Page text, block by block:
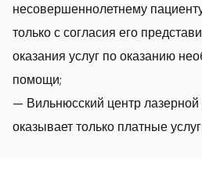
несовершеннолетнему
только с согласия его
оказания услуг по оказанию
помощи;
— Вильнюсский центр лазерной
оказывает только платные